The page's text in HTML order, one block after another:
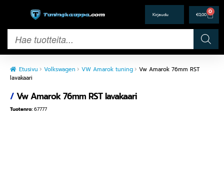
€0,00 0
Etusivu Volkswagen VW Amarok tuning
Vw Amarok 76mm RST
lavakaari
/Vw Amarok 76mm RST lavakaari
Tuotenro: 67777